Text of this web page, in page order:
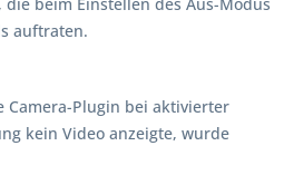
auftraten.
Camera-Plugin bei aktivierter
kein Video anzeigte, wurde